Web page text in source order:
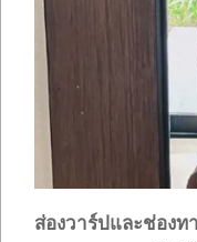
ส่องวาร์ปและช่องท